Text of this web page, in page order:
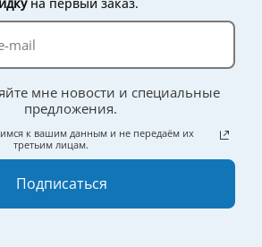
мне новости и специальные
предложения.
к вашим данным и не передаём их
третьим лицам.
Подписаться